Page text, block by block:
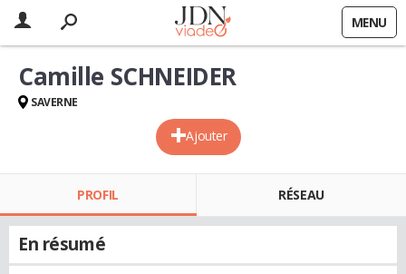
MENU
Ajouter
Camille SCHNEIDER
SAVERNE
PROFIL RÉSEAU
En résumé